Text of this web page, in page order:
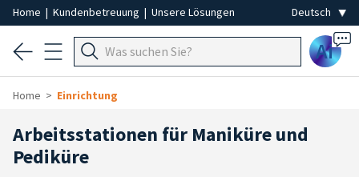
Home | Kundenbetreuung | Unsere Lösungen
Ai
Home Einrichtung
Arbeitsstationen für Maniküre und
Pediküre